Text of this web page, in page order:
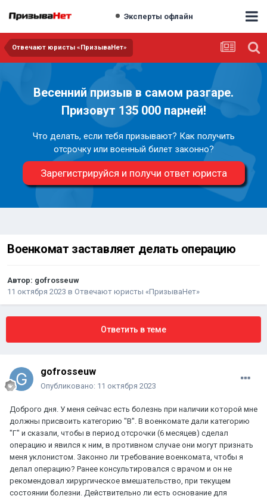
Эксперты офлайн
Отвечают юристы «ПризываНет»
Весенний призыв в самом разгаре.
Призовут 135 000 парней!
Что делать, если тебя призывают? Как получить
отсрочку или военный билет законно?
Зарегистрируйся и получи ответ юриста
Военкомат заставляет делать операцию
Автор: gofrosseuw
11 октября 2023 в Отвечают юристы «ПризываНет»
Ответить в теме
gofrosseuw
Опубликовано: 11 октября 2023
Доброго дня. У меня сейчас есть болезнь при наличии которой мне
должны присвоить категорию "В". В военкомате дали категорию
"Г" и сказали, чтобы в период отсрочки (6 месяцев) сделал
операцию и явился к ним, в противном случае они могут признать
меня уклонистом. Законно ли требование военкомата, чтобы я
делал операцию? Ранее консультировался с врачом и он не
рекомендовал хирургическое вмешательство, при текущем
состоянии болезни. Действительно ли есть основание для